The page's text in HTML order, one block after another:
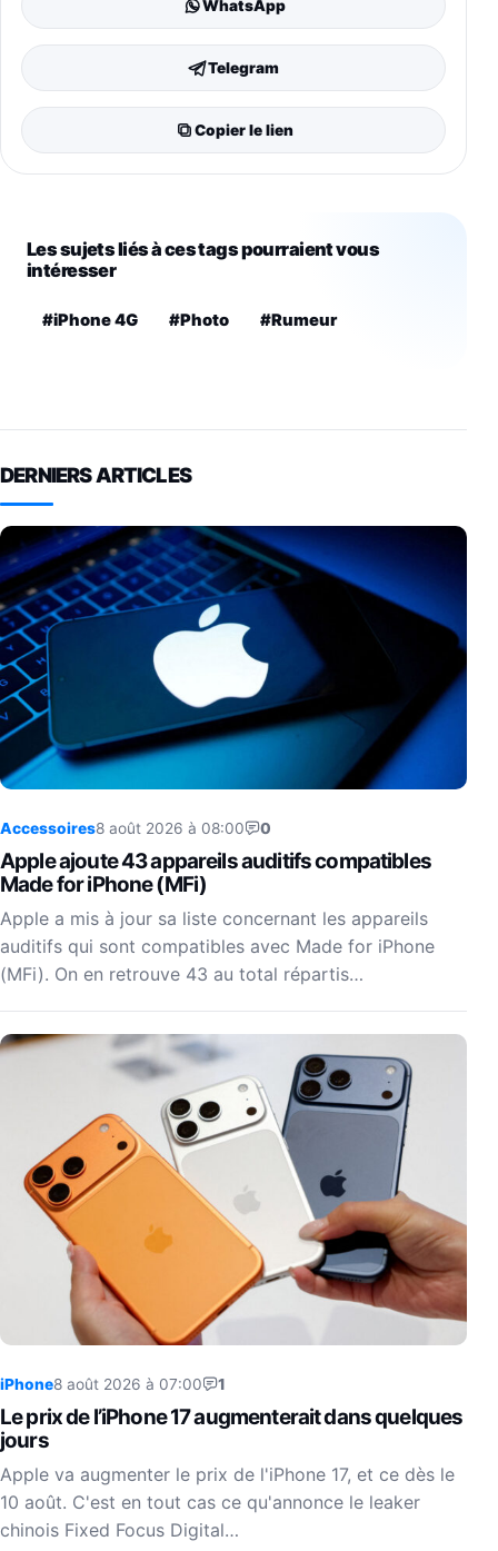
WhatsApp
Telegram
Copier le lien
Les sujets liés à ces tags pourraient vous
intéresser
#iPhone 4G #Photo #Rumeur
DERNIERS ARTICLES
Accessoires8 août 2026 à 08:00 0
Apple ajoute 43 appareils auditifs compatibles
Made for iPhone (MFi)
Apple a mis à jour sa liste concernant les appareils
auditifs qui sont compatibles avec Made for iPhone
(MFi). On en retrouve 43 au total répartis…
iPhone8 août 2026 à 07:00 1
Le prix de l’iPhone 17 augmenterait dans quelques
jours
Apple va augmenter le prix de l'iPhone 17, et ce dès le
10 août. C'est en tout cas ce qu'annonce le leaker
chinois Fixed Focus Digital…